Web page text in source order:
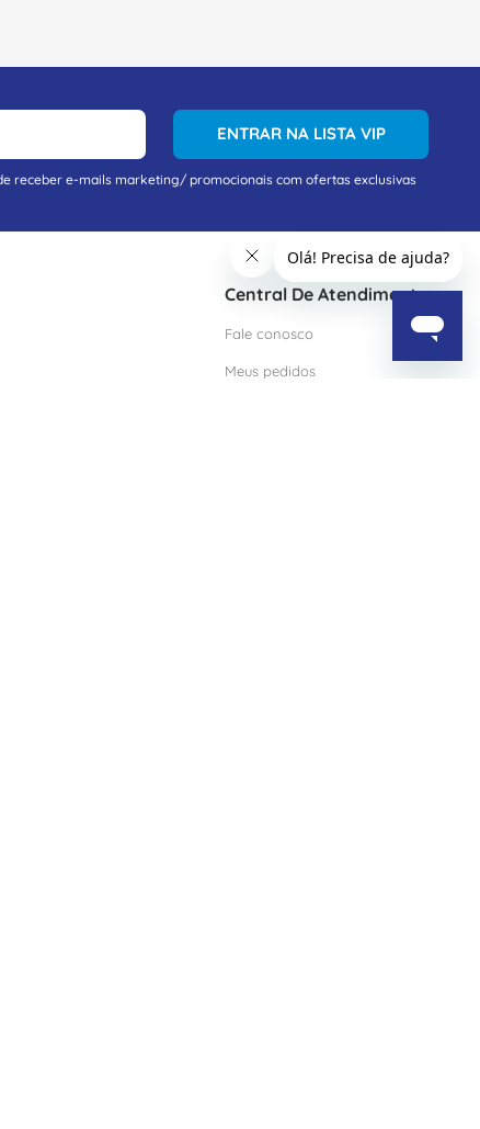
ENTRAR NA LISTA VIP
receber e-mails marketing/ promocionais com ofertas exclusivas
Central De Atendimento
Fale conosco
Meus pedidos